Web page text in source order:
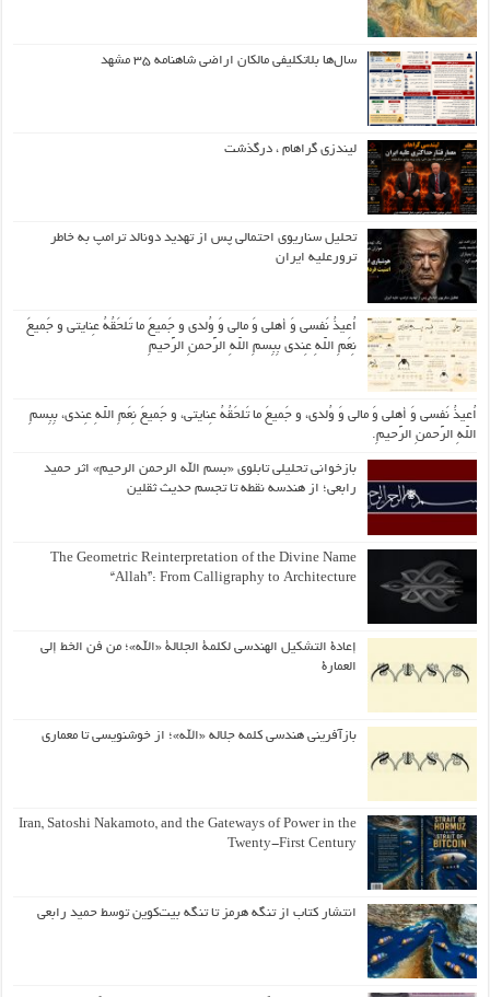
سال‌ها بلاتکلیفی مالکان اراضی شاهنامه ۳۵ مشهد
لیندزی گراهام ، درگذشت
تحلیل سناریوی احتمالی پس از تهدید دونالد ترامپ به خاطر
ترورعلیه ایران
اُعیذُ نَفسی وَ أهلی وَ مالی وَ وُلدی و جَمیعَ ما تَلحَقُهُ عِنایتی و جَمیعَ
نِعَمِ اللّهِ عِندی بِبِسمِ اللّهِ الرَّحمنِ الرَّحیمِ
اُعیذُ نَفسی وَ أهلی وَ مالی وَ وُلدی، و جَمیعَ ما تَلحَقُهُ عِنایتی، و جَمیعَ نِعَمِ اللّهِ عِندی، بِبِسمِ
اللّهِ الرَّحمنِ الرَّحیمِ.
بازخوانی تحلیلی تابلوی «بسم الله الرحمن الرحیم» اثر حمید
رابعی؛ از هندسه نقطه تا تجسم حدیث ثقلین
The Geometric Reinterpretation of the Divine Name
“Allah”: From Calligraphy to Architecture
إعادة التشكيل الهندسي لكلمة الجلالة «الله»؛ من فن الخط إلى
العمارة
بازآفرینی هندسی کلمه جلاله «الله»؛ از خوشنویسی تا معماری
Iran, Satoshi Nakamoto, and the Gateways of Power in the
Twenty-First Century
انتشار کتاب از تنگه هرمز تا تنگه بیت‌کوین توسط حمید رابعی